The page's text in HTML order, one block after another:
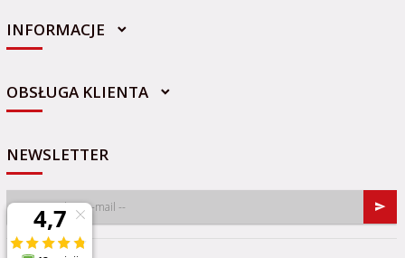
sklep@sportowo-medyczna.pl
INFORMACJE
OBSŁUGA KLIENTA
NEWSLETTER